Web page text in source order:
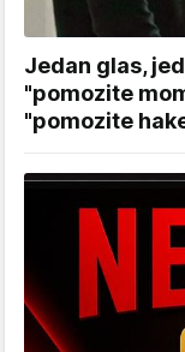
Jedan glas,
"pomozite
"pomozite